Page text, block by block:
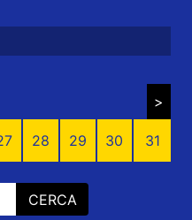
>
28 29 30 31
CERCA